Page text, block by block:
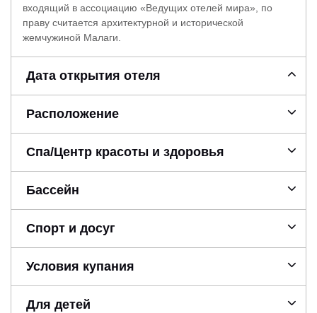
входящий в ассоциацию «Ведущих отелей мира», по
праву считается архитектурной и исторической
жемчужиной Малаги.
Дата открытия отеля
Расположение
Спа/Центр красоты и здоровья
Бассейн
Спорт и досуг
Условия купания
Для детей